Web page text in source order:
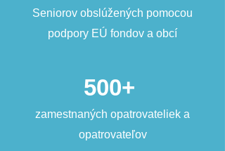
Seniorov obslúžených pomocou
podpory EÚ fondov a obcí
500+
zamestnaných opatrovateliek a
opatrovateľov